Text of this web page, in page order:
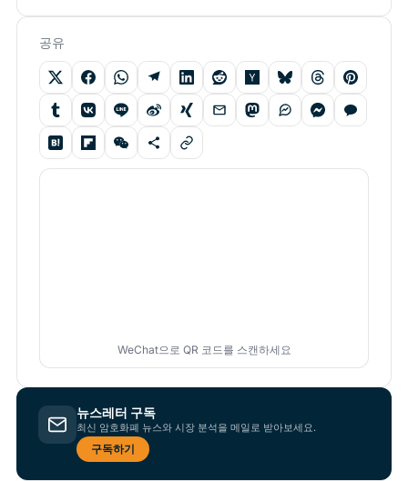
공유
WeChat으로 QR 코드를 스캔하세요
뉴스레터 구독
최신 암호화폐 뉴스와 시장 분석을 메일로 받아보세요.
구독하기